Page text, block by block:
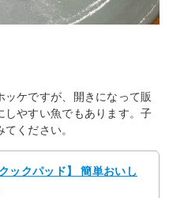
ケですが、開きになって販
やすい魚でもあります。子
ください。
ックパッド】 簡単おいし